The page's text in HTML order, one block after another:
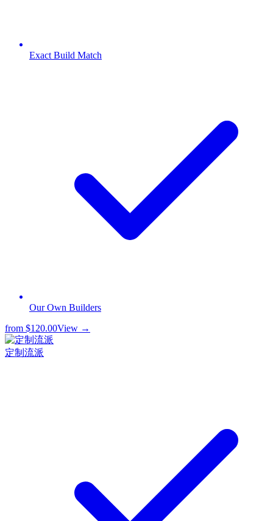
Exact Build Match
Our Own Builders
from $120.00View →
定制流派